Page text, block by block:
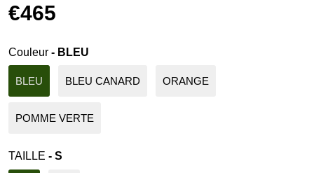
€465
Couleur - BLEU
BLEU BLEU CANARD ORANGE
POMME VERTE
TAILLE - S